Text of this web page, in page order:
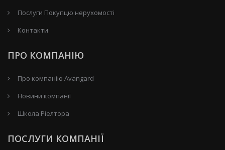
Послуги Покупцю нерухомості
Контакти
ПРО КОМПАНІЮ
Про компанію Avangard
Новини компанії
Школа Ріелтора
ПОСЛУГИ КОМПАНІЇ